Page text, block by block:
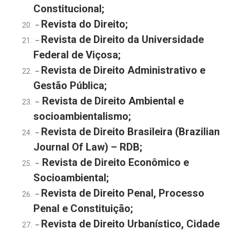
Constitucional;
– Revista do Direito;
– Revista de Direito da Universidade
Federal de Viçosa;
– Revista de Direito Administrativo e
Gestão Pública;
– Revista de Direito Ambiental e
socioambientalismo;
– Revista de Direito Brasileira (Brazilian
Journal Of Law) – RDB;
– Revista de Direito Econômico e
Socioambiental;
– Revista de Direito Penal, Processo
Penal e Constituição;
– Revista de Direito Urbanístico, Cidade